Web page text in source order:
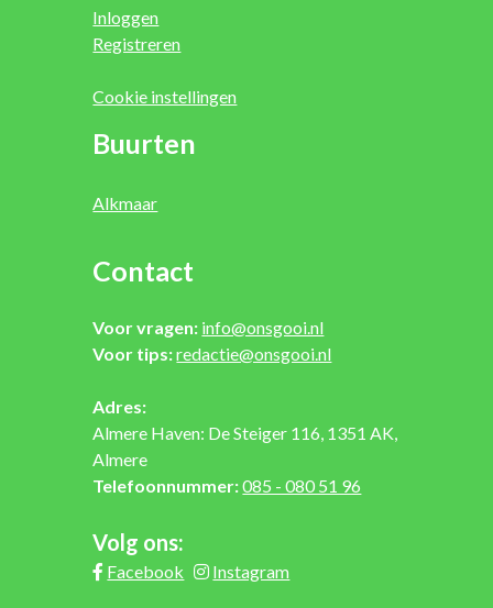
Inloggen
Registreren
Cookie instellingen
Buurten
Alkmaar
Contact
Voor vragen: info@onsgooi.nl
Voor tips:redactie@onsgooi.nl
Adres:
Almere Haven: De Steiger 116, 1351 AK,
Almere
Telefoonnummer:085 - 080 51 96
Volg ons:
Facebook Instagram